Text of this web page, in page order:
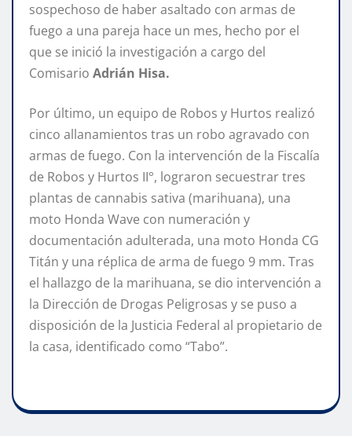
sospechoso de haber asaltado con armas de
fuego a una pareja hace un mes, hecho por el
que se inició la investigación a cargo del
Comisario Adrián Hisa.
Por último, un equipo de Robos y Hurtos realizó
cinco allanamientos tras un robo agravado con
armas de fuego. Con la intervención de la Fiscalía
de Robos y Hurtos II°, lograron secuestrar tres
plantas de cannabis sativa (marihuana), una
moto Honda Wave con numeración y
documentación adulterada, una moto Honda CG
Titán y una réplica de arma de fuego 9 mm. Tras
el hallazgo de la marihuana, se dio intervención a
la Dirección de Drogas Peligrosas y se puso a
disposición de la Justicia Federal al propietario de
la casa, identificado como “Tabo”.